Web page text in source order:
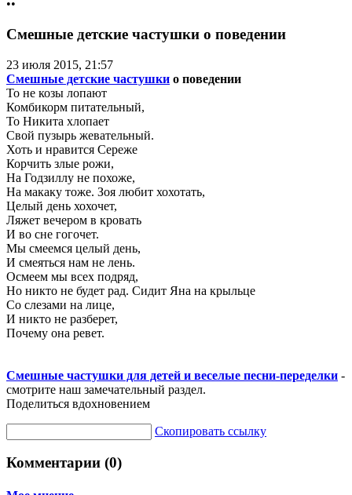
••
Смешные детские частушки о поведении
23 июля 2015, 21:57
Смешные детские частушки о поведении
То не козы лопают
Комбикорм питательный,
То Никита хлопает
Свой пузырь жевательный.
Хоть и нравится Сереже
Корчить злые рожи,
На Годзиллу не похоже,
На макаку тоже. Зоя любит хохотать,
Целый день хохочет,
Ляжет вечером в кровать
И во сне гогочет.
Мы смеемся целый день,
И смеяться нам не лень.
Осмеем мы всех подряд,
Но никто не будет рад. Сидит Яна на крыльце
Со слезами на лице,
И никто не разберет,
Почему она ревет.
Смешные частушки для детей и веселые песни-переделки -
смотрите наш замечательный раздел.
Поделиться вдохновением
Скопировать ссылку
Комментарии (0)